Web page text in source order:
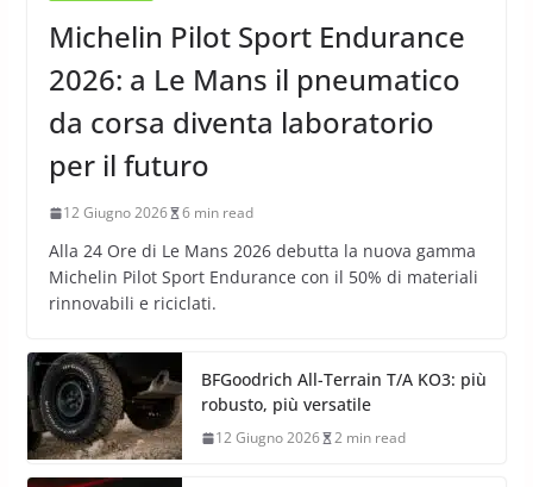
Michelin Pilot Sport Endurance
2026: a Le Mans il pneumatico
da corsa diventa laboratorio
per il futuro
12 Giugno 2026 6 min read
Alla 24 Ore di Le Mans 2026 debutta la nuova gamma
Michelin Pilot Sport Endurance con il 50% di materiali
rinnovabili e riciclati.
BFGoodrich All-Terrain T/A KO3: più
robusto, più versatile
12 Giugno 2026 2 min read